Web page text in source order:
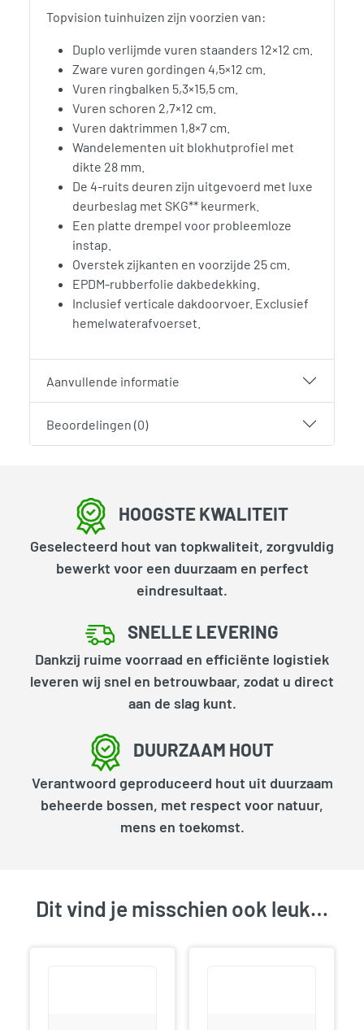
Topvision tuinhuizen zijn voorzien van:
Duplo verlijmde vuren staanders 12×12 cm.
Zware vuren gordingen 4,5×12 cm.
Vuren ringbalken 5,3×15,5 cm.
Vuren schoren 2,7×12 cm.
Vuren daktrimmen 1,8×7 cm.
Wandelementen uit blokhutprofiel met
dikte 28 mm.
De 4-ruits deuren zijn uitgevoerd met luxe
deurbeslag met SKG** keurmerk.
Een platte drempel voor probleemloze
instap.
Overstek zijkanten en voorzijde 25 cm.
EPDM-rubberfolie dakbedekking.
Inclusief verticale dakdoorvoer. Exclusief
hemelwaterafvoerset.
Aanvullende informatie
Beoordelingen (0)
HOOGSTE KWALITEIT
Geselecteerd hout van topkwaliteit, zorgvuldig
bewerkt voor een duurzaam en perfect
eindresultaat.
SNELLE LEVERING
Dankzij ruime voorraad en efficiënte logistiek
leveren wij snel en betrouwbaar, zodat u direct
aan de slag kunt.
DUURZAAM HOUT
Verantwoord geproduceerd hout uit duurzaam
beheerde bossen, met respect voor natuur,
mens en toekomst.
Dit vind je misschien ook leuk…